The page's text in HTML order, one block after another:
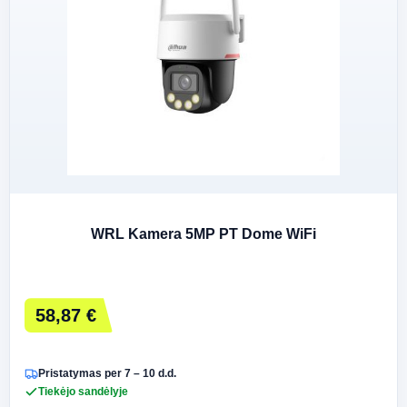
WRL Kamera 5MP PT Dome WiFi
58,87 €
Pristatymas per 7 – 10 d.d.
Tiekėjo sandėlyje